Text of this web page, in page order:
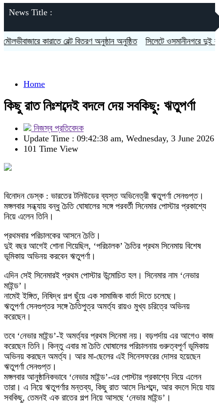
News Title :
কারাতে বেল্ট বিতরণ অনুষ্ঠান অনুষ্ঠিত সিলেটে ওসমানীনগরে দুই বাসের
Home
কিছু রাত নিঃশব্দেই বদলে দেয় সবকিছু: ঋতুপর্ণা
নিজস্ব প্রতিবেদক
Update Time : 09:42:38 am, Wednesday, 3 June 2026
101 Time View
বিনোদন ডেস্ক : ভারতের টলিউডের ব্যস্ত অভিনেত্রী ঋতুপর্ণা সেনগুপ্ত।
মঙ্গলবার সন্ধ্যায় বন্ধু চৈতি ঘোষালের সঙ্গে পরবর্তী সিনেমার পোস্টার প্রকাশ্যে
নিয়ে এলেন তিনি।
প্রথমবার পরিচালকের আসনে চৈতি।
দুই বছর আগেই শোনা গিয়েছিল, ‘পরিচালক’ চৈতির প্রথম সিনেমায় বিশেষ
ভূমিকায় অভিনয় করবেন ঋতুপর্ণা।
এদিন সেই সিনেমারই প্রথম পোস্টার উন্মোচিত হল। সিনেমার নাম ‘নেভার
মাইন্ড’।
নামেই ইঙ্গিত, নিষিদ্ধ গল্প ছুঁয়ে এক সামাজিক বার্তা দিতে চলেছে।
ঋতুপর্ণা সেনগুপ্তর সঙ্গে চৈতিপুত্র অমর্ত্য রায়ও মুখ্য চরিত্রে অভিনয়
করেছেন।
তবে ‘নেভার মাইন্ড’-ই অমর্ত্যর প্রথম সিনেমা নয়। বড়পর্দায় এর আগেও কাজ
করেছেন তিনি। কিন্তু এবার মা চৈতি ঘোষালের পরিচালনায় গুরুত্বপূর্ণ ভূমিকায়
অভিনয় করছেন অমর্ত্য। আর মা-ছেলের এই সিনেসফরের দোসর হয়েছেন
ঋতুপর্ণা সেনগুপ্ত।
মঙ্গলবার আনুষ্ঠানিকভাবে ‘নেভার মাইন্ড’-এর পোস্টার প্রকাশ্যে নিয়ে এলেন
তারা। এ নিয়ে ঋতুপর্ণার মন্তব্য, কিছু রাত আসে নিঃশব্দে, আর বদলে দিয়ে যায়
সবকিছু, তেমনই এক রাতের গল্প নিয়ে আসছে ‘নেভার মাইন্ড’।